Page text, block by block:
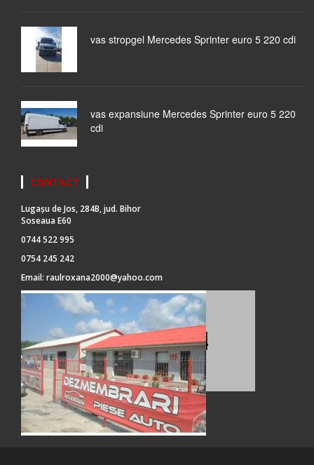
vas stropgel Mercedes Sprinter euro 5 220 cdi
vas expansiune Mercedes Sprinter euro 5 220
cdi
CONTACT
Lugașu de Jos, 284B, jud. Bihor
Soseaua E60
0744 522 995
0754 245 242
Email: raulroxana2000@yahoo.com